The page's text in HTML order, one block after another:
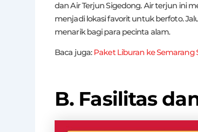
dan Air Terjun Sigedong. Air terjun ini
menjadi lokasi favorit untuk berfoto.
menarik bagi para pecinta alam.
Baca juga: Paket Liburan ke
B. Fasilitas